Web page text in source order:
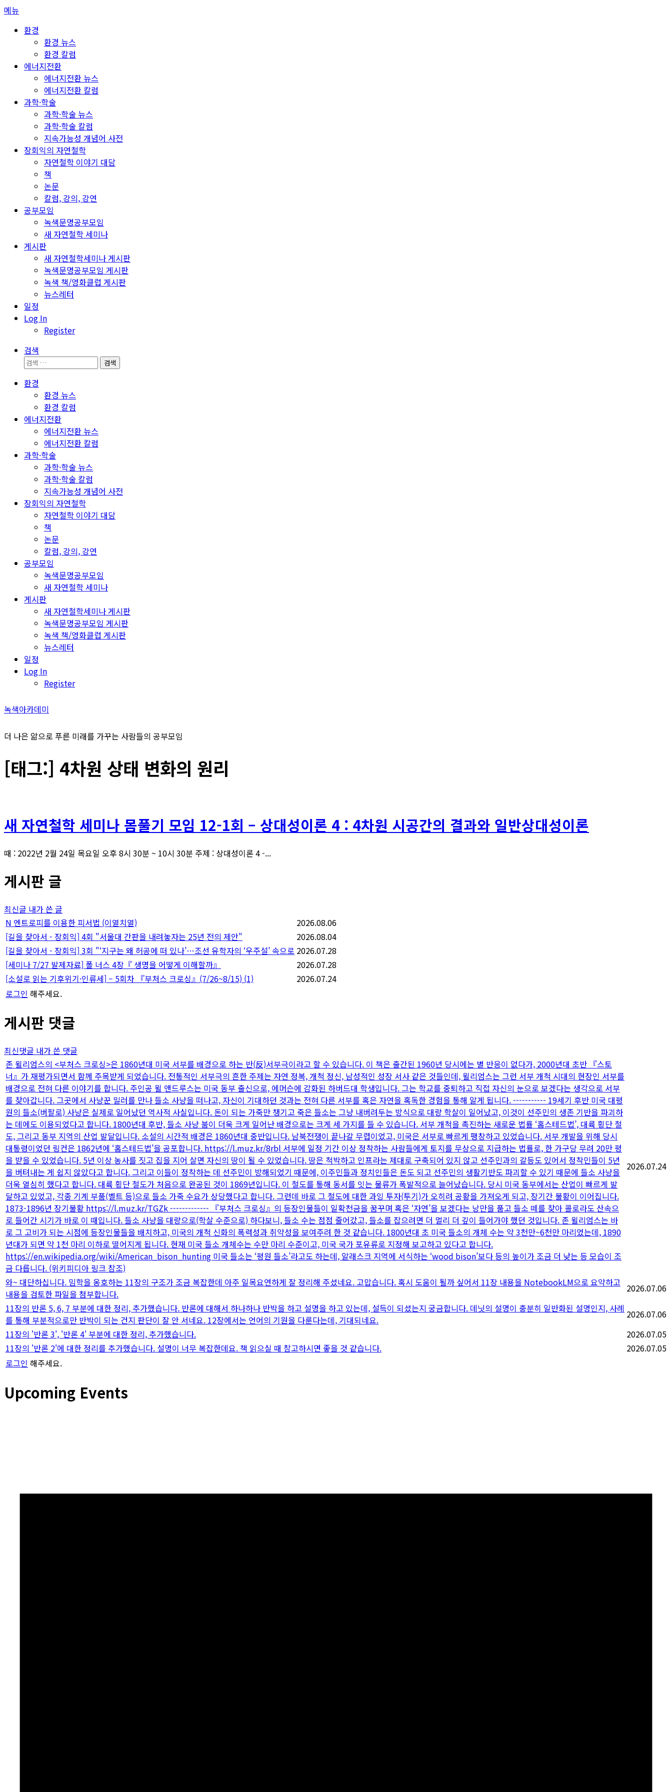
콘
메뉴
환경
환경 뉴스
환경 칼럼
에너지전환
에너지전환 뉴스
에너지전환 칼럼
과학·학술
과학·학술 뉴스
과학·학술 칼럼
지속가능성 개념어 사전
장회익의 자연철학
자연철학 이야기 대담
책
논문
칼럼, 강의, 강연
공부모임
녹색문명공부모임
새 자연철학 세미나
게시판
새 자연철학세미나 게시판
녹색문명공부모임 게시판
녹색 책/영화클럽 게시판
뉴스레터
일정
Log In
Register
검색
검
환경
환경 뉴스
환경 칼럼
에너지전환
에너지전환 뉴스
에너지전환 칼럼
과학·학술
과학·학술 뉴스
과학·학술 칼럼
지속가능성 개념어 사전
장회익의 자연철학
자연철학 이야기 대담
책
논문
칼럼, 강의, 강연
공부모임
녹색문명공부모임
새 자연철학 세미나
게시판
새 자연철학세미나 게시판
녹색문명공부모임 게시판
녹색 책/영화클럽 게시판
뉴스레터
일정
Log In
Register
녹색아카데미
더 나은 앎으로 푸른 미래를 가꾸는 사람들의 공부모임
[태그:] 4차원 상태 변화의 원리
새 자연철학 세미나 몸풀기 모임 12-1회 – 상대성이론 4 : 4차원 시공간의 결과와 일반상대성이론
때 : 2022년 2월 24일 목요일 오후 8시 30분 ~ 10시 30분 주제 : 상대성이론 4 -...
게시판 글
최신글 내가 쓴 글
N 엔트로피를 이용한 피서법 (이열치열)
2026.08.06
[길을 찾아서 - 장회익] 4회 "서울대 간판을 내려놓자는 25년 전의 제안"
2026.08.04
[길을 찾아서 - 장회익] 3회 "‘지구는 왜 허공에 떠 있나’…조선 유학자의 ‘우주설’ 속으로 2026.07.28
[세미나 7/27 발제자료] 폴 너스 4장『 생명을 어떻게 이해할까』
2026.07.28
[소설로 읽는 기후위기·인류세] – 5회차 『부처스 크로싱』(7/26~8/15) (1)
2026.07.24
로그인 해주세요.
게시판 댓글
최신댓글 내가 쓴 댓글
존 윌리엄스의 <부처스 크로싱>은 1860년대 미국 서부를 배경으로 하는 반(反)서부극이라고 할 수 있습니다. 이 책은 출간된 1960년 당시에는 별 반응이 없다가, 2000년대 초반 『스토
너』가 재평가되면서 함께 주목받게 되었습니다. 전통적인 서부극의 흔한 주제는 자연 정복, 개척 정신, 남성적인 성장 서사 같은 것들인데, 윌리엄스는 그런 서부 개척 시대의 현장인 서부를
배경으로 전혀 다른 이야기를 합니다. 주인공 윌 앤드루스는 미국 동부 출신으로, 에머슨에 감화된 하버드대 학생입니다. 그는 학교를 중퇴하고 직접 자신의 눈으로 보겠다는 생각으로 서부
를 찾아갑니다. 그곳에서 사냥꾼 밀러를 만나 들소 사냥을 떠나고, 자신이 기대하던 것과는 전혀 다른 서부를 혹은 자연을 혹독한 경험을 통해 알게 됩니다. ----------- 19세기 후반 미국 대평
원의 들소(버팔로) 사냥은 실제로 일어났던 역사적 사실입니다. 돈이 되는 가죽만 챙기고 죽은 들소는 그냥 내버려두는 방식으로 대량 학살이 일어났고, 이것이 선주민의 생존 기반을 파괴하
는 데에도 이용되었다고 합니다. 1800년대 후반, 들소 사냥 붐이 더욱 크게 일어난 배경으로는 크게 세 가지를 들 수 있습니다. 서부 개척을 촉진하는 새로운 법률 ‘홈스테드법’, 대륙 횡단 철
도, 그리고 동부 지역의 산업 발달입니다. 소설의 시간적 배경은 1860년대 중반입니다. 남북전쟁이 끝나갈 무렵이었고, 미국은 서부로 빠르게 팽창하고 있었습니다. 서부 개발을 위해 당시
대통령이었던 링컨은 1862년에 ‘홈스테드법’을 공포합니다. https://l.muz.kr/8rbl 서부에 일정 기간 이상 정착하는 사람들에게 토지를 무상으로 지급하는 법률로, 한 가구당 무려 20만 평
을 받을 수 있었습니다. 5년 이상 농사를 짓고 집을 지어 살면 자신의 땅이 될 수 있었습니다. 땅은 척박하고 인프라는 제대로 구축되어 있지 않고 선주민과의 갈등도 있어서 정착민들이 5년
을 버텨내는 게 쉽지 않았다고 합니다. 그리고 이들이 정착하는 데 선주민이 방해되었기 때문에, 이주민들과 정치인들은 돈도 되고 선주민의 생활기반도 파괴할 수 있기 때문에 들소 사냥을
더욱 열심히 했다고 합니다. 대륙 횡단 철도가 처음으로 완공된 것이 1869년입니다. 이 철도를 통해 동서를 잇는 물류가 폭발적으로 늘어났습니다. 당시 미국 동부에서는 산업이 빠르게 발
달하고 있었고, 각종 기계 부품(벨트 등)으로 들소 가죽 수요가 상당했다고 합니다. 그런데 바로 그 철도에 대한 과잉 투자(투기)가 오히려 공황을 가져오게 되고, 장기간 불황이 이어집니다.
1873-1896년 장기불황 https://l.muz.kr/TGZk ------------- 『부처스 크로싱』의 등장인물들이 일확천금을 꿈꾸며 혹은 ‘자연’을 보겠다는 낭만을 품고 들소 떼를 찾아 콜로라도 산속으
로 들어간 시기가 바로 이 때입니다. 들소 사냥을 대량으로(학살 수준으로) 하다보니, 들소 수는 점점 줄어갔고, 들소를 잡으려면 더 멀리 더 깊이 들어가야 했던 것입니다. 존 윌리엄스는 바
로 그 고비가 되는 시점에 등장인물들을 배치하고, 미국의 개척 신화의 폭력성과 취약성을 보여주려 한 것 같습니다. 1800년대 초 미국 들소의 개체 수는 약 3천만~6천만 마리였는데, 1890
년대가 되면 약 1천 마리 이하로 떨어지게 됩니다. 현재 미국 들소 개체수는 수만 마리 수준이고, 미국 국가 포유류로 지정해 보고하고 있다고 합니다.
https://en.wikipedia.org/wiki/American_bison_hunting 미국 들소는 ‘평원 들소’라고도 하는데, 알래스크 지역에 서식하는 ‘wood bison’보다 등의 높이가 조금 더 낮는 등 모습이 조
금 다릅니다. (위키피디아 링크 참조)
2026.07.24
와~ 대단하십니다. 밈학을 옹호하는 11장의 구조가 조금 복잡한데 아주 일목요연하게 잘 정리해 주셨네요. 고맙습니다. 혹시 도움이 될까 싶어서 11장 내용을 NotebookLM으로 요약하고
내용을 검토한 파일을 첨부합니다.
2026.07.06
11장의 반론 5, 6, 7 부분에 대한 정리, 추가했습니다. 반론에 대해서 하나하나 반박을 하고 설명을 하고 있는데, 설득이 되셨는지 궁금합니다. 데닛의 설명이 충분히 일반화된 설명인지, 사례
를 통해 부분적으로만 반박이 되는 건지 판단이 잘 안 서네요. 12장에서는 언어의 기원을 다룬다는데, 기대되네요.
2026.07.06
11장의 '반론 3', '반론 4' 부분에 대한 정리, 추가했습니다.
2026.07.05
11장의 '반론 2'에 대한 정리를 추가했습니다. 설명이 너무 복잡한데요. 책 읽으실 때 참고하시면 좋을 것 같습니다.
2026.07.05
로그인 해주세요.
Upcoming Events